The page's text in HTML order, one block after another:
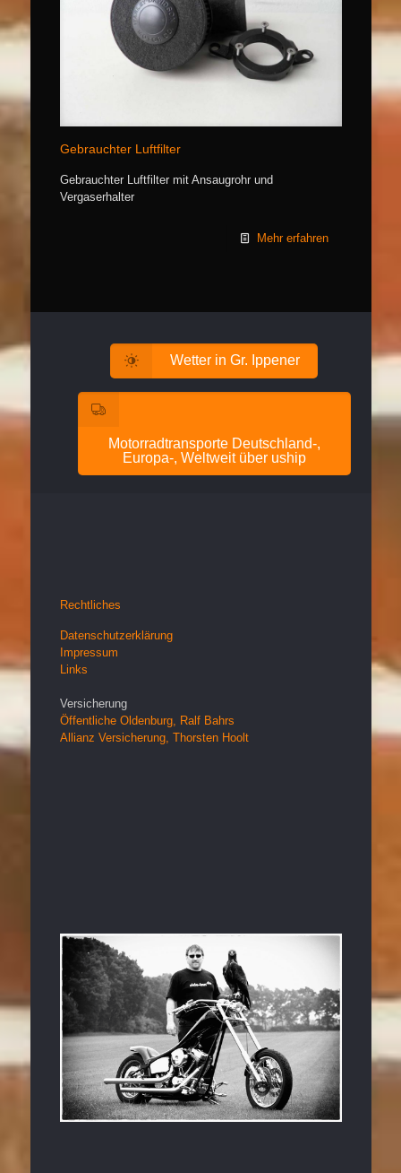
Gebrauchter Luftfilter
Gebrauchter Luftfilter mit Ansaugrohr und
Vergaserhalter
Mehr erfahren
Wetter in Gr. Ippener
Motorradtransporte Deutschland-,
Europa-, Weltweit über uship
Rechtliches
Datenschutzerklärung
Impressum
Links
Versicherung
Öffentliche Oldenburg, Ralf Bahrs
Allianz Versicherung, Thorsten Hoolt